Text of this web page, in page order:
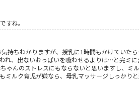
すね。
持ちわかりますが、授乳に1時間もかけていた
れ、出ないおっぱいを吸わせるよりは…と完ミ
ゃんのストレスにもならないと思いますし、ミ
ルク育児が嫌なら、母乳マッサージしっかりと